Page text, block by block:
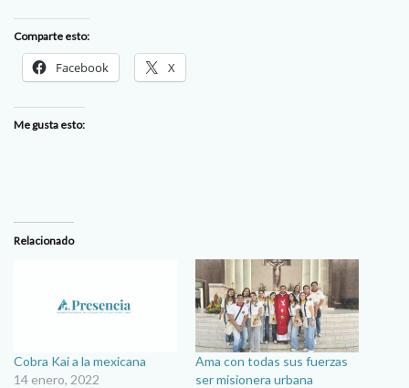
Comparte esto:
Facebook X
Me gusta esto:
Relacionado
Cobra Kai a la mexicana
14 enero, 2022
Ama con todas sus fuerzas
ser misionera urbana